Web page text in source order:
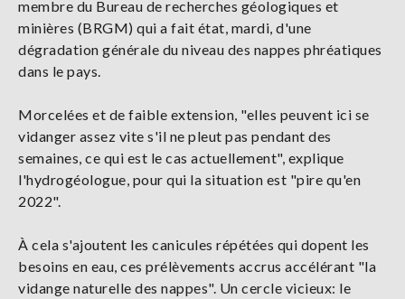
membre du Bureau de recherches géologiques et
minières (BRGM) qui a fait état, mardi, d'une
dégradation générale du niveau des nappes phréatiques
dans le pays.
Morcelées et de faible extension, "elles peuvent ici se
vidanger assez vite s'il ne pleut pas pendant des
semaines, ce qui est le cas actuellement", explique
l'hydrogéologue, pour qui la situation est "pire qu'en
2022".
À cela s'ajoutent les canicules répétées qui dopent les
besoins en eau, ces prélèvements accrus accélérant "la
vidange naturelle des nappes". Un cercle vicieux: le